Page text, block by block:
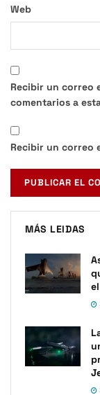
Web
Recibir un correo
comentarios a
Recibir un correo
MÁS LEIDAS